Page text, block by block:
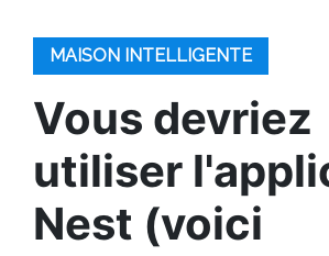
MAISON INTELLIGENTE
Vous devriez
utiliser
Nest (voici